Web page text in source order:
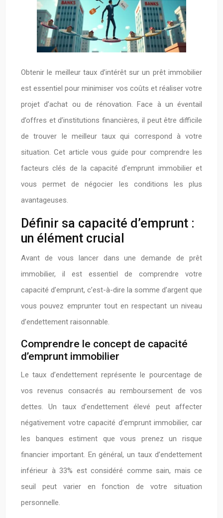
Obtenir le meilleur taux d’intérêt sur un prêt immobilier
est essentiel pour minimiser vos coûts et réaliser votre
projet d’achat ou de rénovation. Face à un éventail
d’offres et d’institutions financières, il peut être difficile
de trouver le meilleur taux qui correspond à votre
situation. Cet article vous guide pour comprendre les
facteurs clés de la capacité d’emprunt immobilier et
vous permet de négocier les conditions les plus
avantageuses.
Définir sa capacité d’emprunt :
un élément crucial
Avant de vous lancer dans une demande de prêt
immobilier, il est essentiel de comprendre votre
capacité d’emprunt, c’est-à-dire la somme d’argent que
vous pouvez emprunter tout en respectant un niveau
d’endettement raisonnable.
Comprendre le concept de capacité
d’emprunt immobilier
Le taux d’endettement représente le pourcentage de
vos revenus consacrés au remboursement de vos
dettes. Un taux d’endettement élevé peut affecter
négativement votre capacité d’emprunt immobilier, car
les banques estiment que vous prenez un risque
financier important. En général, un taux d’endettement
inférieur à 33% est considéré comme sain, mais ce
seuil peut varier en fonction de votre situation
personnelle.